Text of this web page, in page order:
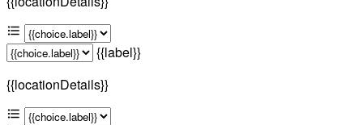
{{label}}
{{locationDetails}}